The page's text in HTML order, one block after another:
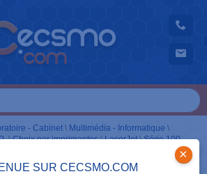
SUR CECSMO.COM
×
- Cabinet \ Multimédia - Informatique \
\Choix par imprimantes\LaserJet\Série 100